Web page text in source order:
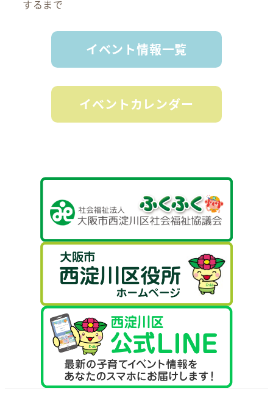
するまで
イベント情報一覧
イベントカレンダー